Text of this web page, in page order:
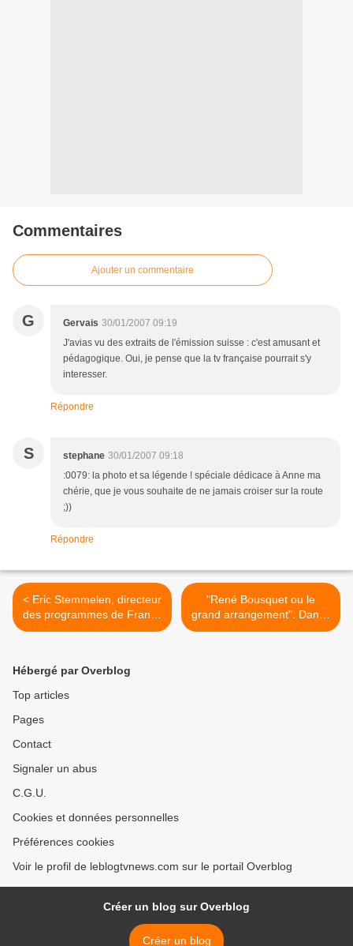
Commentaires
Ajouter un commentaire
G Gervais 30/01/2007 09:19
J'avias vu des extraits de l'émission suisse : c'est amusant et
pédagogique. Oui, je pense que la tv française pourrait s'y
interesser.
Répondre
S stephane 30/01/2007 09:18
:0079: la photo et sa légende ! spéciale dédicace à Anne ma
chérie, que je vous souhaite de ne jamais croiser sur la route
;))
Répondre
< Eric Stemmelen, directeur
des programmes de France
2 : priorité au 17/19 heures.
"René Bousquet ou le
grand arrangement". Daniel
Prévost sur Arte. >
Hébergé par Overblog
Top articles
Pages
Contact
Signaler un abus
C.G.U.
Cookies et données personnelles
Préférences cookies
Voir le profil de leblogtvnews.com sur le portail Overblog
Créer un blog sur Overblog
Créer un blog